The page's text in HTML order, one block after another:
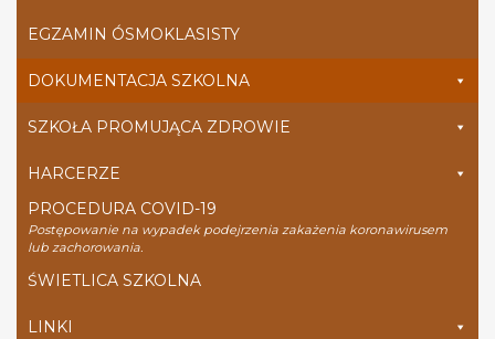
EGZAMIN ÓSMOKLASISTY
DOKUMENTACJA SZKOLNA
SZKOŁA PROMUJĄCA ZDROWIE
HARCERZE
PROCEDURA COVID-19
Postępowanie na wypadek podejrzenia zakażenia koronawirusem
lub zachorowania.
ŚWIETLICA SZKOLNA
LINKI